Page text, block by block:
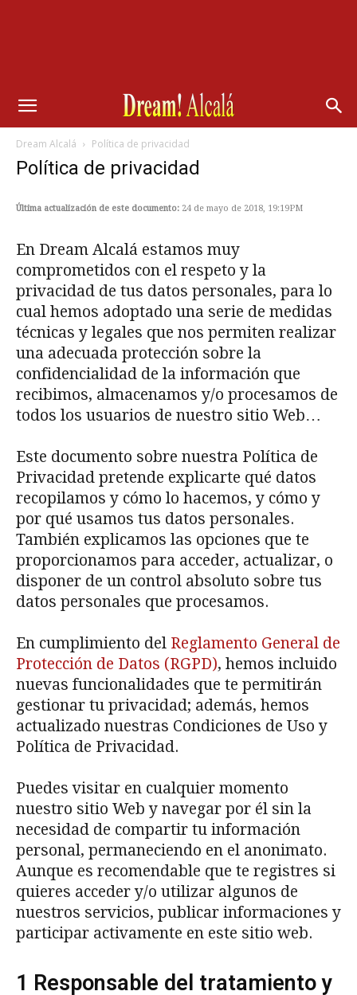
Dream Alcalá Política de privacidad
Política de privacidad
Última actualización de este documento: 24 de mayo de 2018, 19:19PM
En Dream Alcalá estamos muy
comprometidos con el respeto y la
privacidad de tus datos personales, para lo
cual hemos adoptado una serie de medidas
técnicas y legales que nos permiten realizar
una adecuada protección sobre la
confidencialidad de la información que
recibimos, almacenamos y/o procesamos de
todos los usuarios de nuestro sitio Web…
Este documento sobre nuestra Política de
Privacidad pretende explicarte qué datos
recopilamos y cómo lo hacemos, y cómo y
por qué usamos tus datos personales.
También explicamos las opciones que te
proporcionamos para acceder, actualizar, o
disponer de un control absoluto sobre tus
datos personales que procesamos.
En cumplimiento del Reglamento General de
Protección de Datos (RGPD), hemos incluido
nuevas funcionalidades que te permitirán
gestionar tu privacidad; además, hemos
actualizado nuestras Condiciones de Uso y
Política de Privacidad.
Puedes visitar en cualquier momento
nuestro sitio Web y navegar por él sin la
necesidad de compartir tu información
personal, permaneciendo en el anonimato.
Aunque es recomendable que te registres si
quieres acceder y/o utilizar algunos de
nuestros servicios, publicar informaciones y
participar activamente en este sitio web.
1 Responsable del tratamiento y